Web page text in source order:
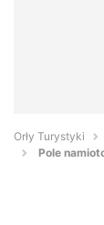
Orły Turystyki
Pole